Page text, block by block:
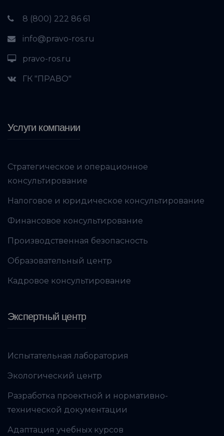
8 (800) 222 86 61
info@pravo-ros.ru
pravo-ros.ru
ГК "ПРАВО"
Услуги компании
Стратегическое и операционное
консультирование
Налоговое и юридическое консультирование
Финансовое консультирование
Производственная безопасность
Образовательный центр
Кадровое консультирование
Экспертный центр
Испытательная лаборатория
Экологический центр
Разработка проектной и нормативно-
технической документации
Адаптация учебных курсов